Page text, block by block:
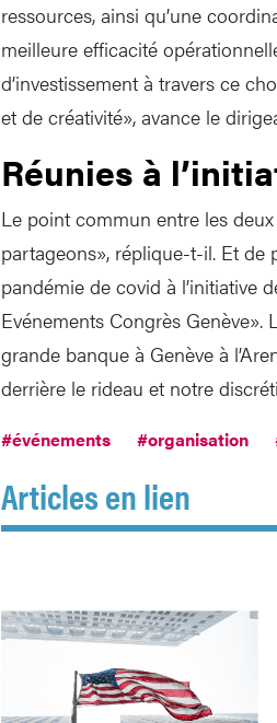
ressources, ainsi qu’une
meilleure efficacité
d’investissement à travers ce
et de créativité», avance le
Réunies à
Le point commun entre les
partageons», réplique-t-il. Et de
pandémie de covid à l’initiative
Evénements Congrès Genève».
grande banque à Genève à
derrière le rideau et notre
#événements #organisation
Articles en lien